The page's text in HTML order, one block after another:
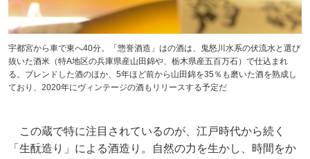
宇都宮から車で東へ40分。「惣誉酒造」はの酒は、鬼怒川水系の伏流水と選び
抜いた酒米（特A地区の兵庫県産山田錦や、栃木県産五百万石）で仕込まれ
る。ブレンドした酒のほか、5年ほど前から山田錦を35％も磨いた酒を熟成し
ており、2020年にヴィンテージの酒もリリースする予定だ
この蔵で特に注目されているのが、江戸時代から続く
「生酛造り」による酒造り。自然の力を生かし、時間をか